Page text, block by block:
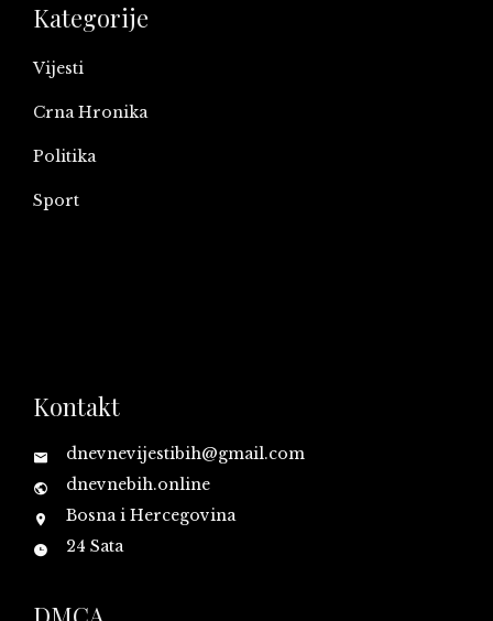
Kategorije
Vijesti
Crna Hronika
Politika
Sport
Kontakt
dnevnevijestibih@gmail.com
dnevnebih.online
Bosna i Hercegovina
24 Sata